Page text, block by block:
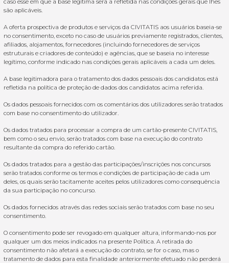
caso esse em que a base legítima será a refletida nas condições gerais que lhes
são aplicáveis.
A oferta prospectiva de produtos e serviços da CIVITATIS aos usuários baseia-se
no consentimento, exceto no caso de usuários previamente registrados, clientes,
afiliados, alojamentos, fornecedores (incluindo fornecedores de serviços
estruturais e criadores de conteúdo) e agências, que se baseia no interesse
legítimo, conforme indicado nas condições gerais aplicáveis a cada um deles.
A base legitimadora para o tratamento dos dados pessoais dos candidatos está
refletida na política de proteção de dados dos candidatos acima referida.
Os dados pessoais fornecidos com os comentários dos utilizadores serão tratados
com base no consentimento do utilizador.
Os dados tratados para processar a compra de um cartão-presente CIVITATIS,
bem como o seu envio, serão tratados com base na execução do contrato
resultante da compra do referido cartão.
Os dados tratados para a gestão das participações/inscrições nos concursos
serão tratados conforme os termos e condições de participação de cada um
deles, os quais serão tacitamente aceites pelos utilizadores como consequência
da sua participação no concurso.
Os dados fornecidos através das redes sociais serão tratados com base no seu
consentimento.
O consentimento pode ser revogado em qualquer altura, informando-nos por
qualquer um dos meios indicados na presente Política. A retirada do
consentimento não afetará a execução do contrato, se for o caso, mas o
tratamento de dados para esta finalidade anteriormente efetuado não perderá